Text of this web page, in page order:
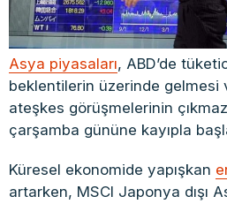
Asya piyasaları, ABD’de
beklentilerin üzerinde gelmesi
ateşkes görüşmelerinin
çarşamba gününe kayıpla
Küresel ekonomide yapışkan
artarken, MSCI Japonya dışı